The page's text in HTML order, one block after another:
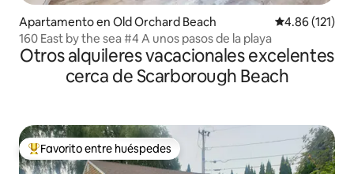
Apartamento en Old Orchard Beach Calificación
4.86 (121)
160 East by the sea #4 A unos pasos de la playa
Otros alquileres vacacionales excelentes
cerca de Scarborough Beach
Favorito entre huéspedes preferido
Favorito entre huéspedes